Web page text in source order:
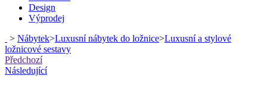
Design
Výprodej
> Nábytek>Luxusní nábytek do ložnice>Luxusní a stylové
ložnicové sestavy
Předchozí
Následující